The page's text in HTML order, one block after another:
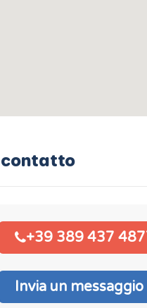
contatto
+39 389 437
Invia un messaggio